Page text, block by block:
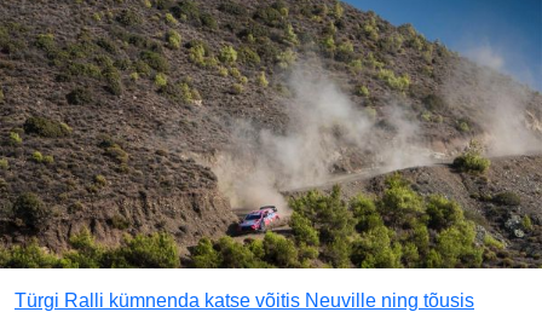
Türgi Ralli kümnenda katse võitis Neuville ning tõusis